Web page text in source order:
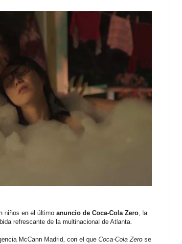
niños en el último anuncio de Coca-Cola Zero, la
refrescante de la multinacional de Atlanta.
McCann Madrid, con el que Coca-Cola Zero se